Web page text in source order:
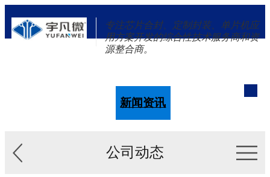
专注芯片合封、定制封装、单片机应
用方案开发的综合性技术服务商和资
源整合商。
新闻资讯
公司动态